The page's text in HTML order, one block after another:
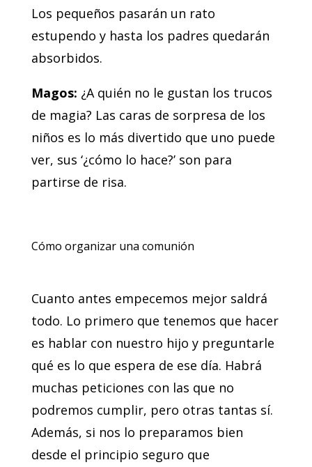
Los pequeños pasarán un rato
estupendo y hasta los padres quedarán
absorbidos.
Magos: ¿A quién no le gustan los trucos
de magia? Las caras de sorpresa de los
niños es lo más divertido que uno puede
ver, sus ‘¿cómo lo hace?’ son para
partirse de risa.
Cómo organizar una comunión
Cuanto antes empecemos mejor saldrá
todo. Lo primero que tenemos que hacer
es hablar con nuestro hijo y preguntarle
qué es lo que espera de ese día. Habrá
muchas peticiones con las que no
podremos cumplir, pero otras tantas sí.
Además, si nos lo preparamos bien
desde el principio seguro que